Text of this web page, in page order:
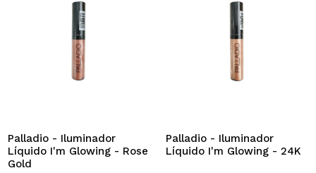
Palladio - Iluminador
Líquido I'm Glowing - Rose
Gold
Palladio - Iluminador
Líquido I'm Glowing - 24K